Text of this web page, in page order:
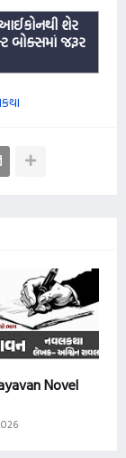
આઈકોનથી શેર
બોક્સમાં જરૂર
Novel